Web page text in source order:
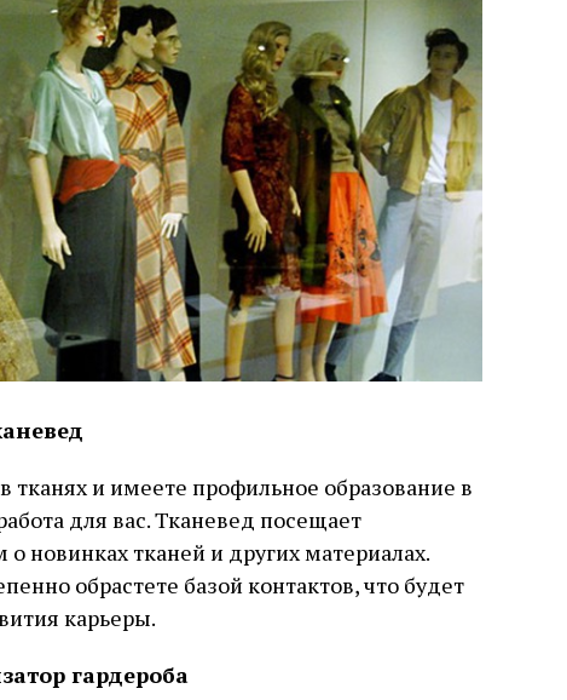
тканях и имеете профильное образование в
для вас. Тканевед посещает
новинках тканей и других материалах.
обрастете базой контактов, что будет
карьеры.
гардероба